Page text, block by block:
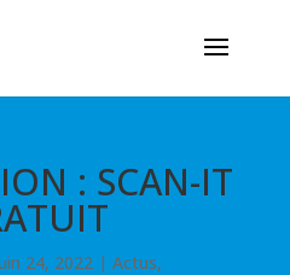
: SCAN-IT
24, 2022| Actus,